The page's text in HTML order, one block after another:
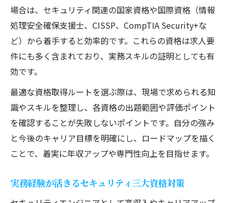
場合は、セキュリティ関連の国家資格や国際資格（情報
処理安全確保支援士、CISSP、CompTIA Security+な
ど）から着手すると効率的です。これらの資格は求人要
件にも多く含まれており、実務スキルの証明としても有
効です。
最適な資格取得ルートを選ぶ際は、現場で求められる知
識やスキルを整理し、各資格の出題範囲や評価ポイント
を確認することが失敗しないポイントです。自分の強み
と今後のキャリア目標を明確にし、ロードマップを描く
ことで、着実に年収アップや専門性向上を目指せます。
実務経験が活きるセキュリティ三大資格対策